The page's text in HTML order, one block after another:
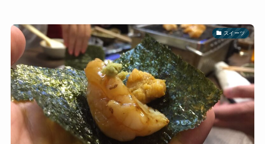
スイーツ